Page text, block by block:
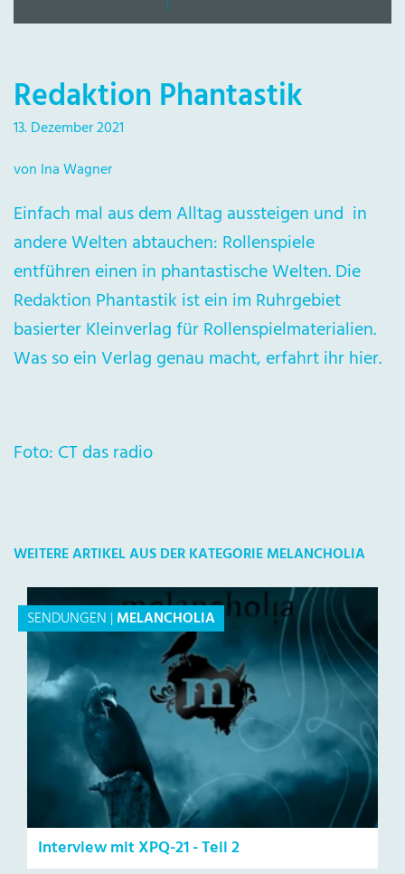
Redaktion Phantastik
13. Dezember 2021
von Ina Wagner
Einfach mal aus dem Alltag aussteigen und in
andere Welten abtauchen: Rollenspiele
entführen einen in phantastische Welten. Die
Redaktion Phantastik ist ein im Ruhrgebiet
basierter Kleinverlag für Rollenspielmaterialien.
Was so ein Verlag genau macht, erfahrt ihr hier.
Foto: CT das radio
WEITERE ARTIKEL AUS DER KATEGORIE MELANCHOLIA
SENDUNGEN |MELANCHOLIA
Interview mit XPQ-21 - Teil 2